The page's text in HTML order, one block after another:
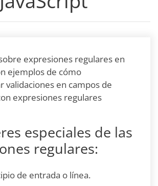
expresiones regulares en
ejemplos de cómo
validaciones en campos de
expresiones regulares
especiales de las
regulares:
de entrada o línea.